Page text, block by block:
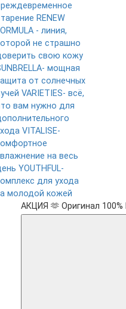
RENEW
- линия,
не страшно
свою кожу
мощная
от солнечных
VARIETIES- всё,
вам нужно для
VITALISE-
на весь
YOUTHFUL-
для ухода
молодой кожей
АКЦИЯ 🫶 Оригинал 100%